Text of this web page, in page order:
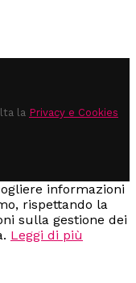
la Privacy e Cookies
informazioni
rispettando la
sulla gestione dei
Leggi di più